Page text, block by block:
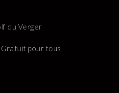
du Verger
Gratuit pour tous